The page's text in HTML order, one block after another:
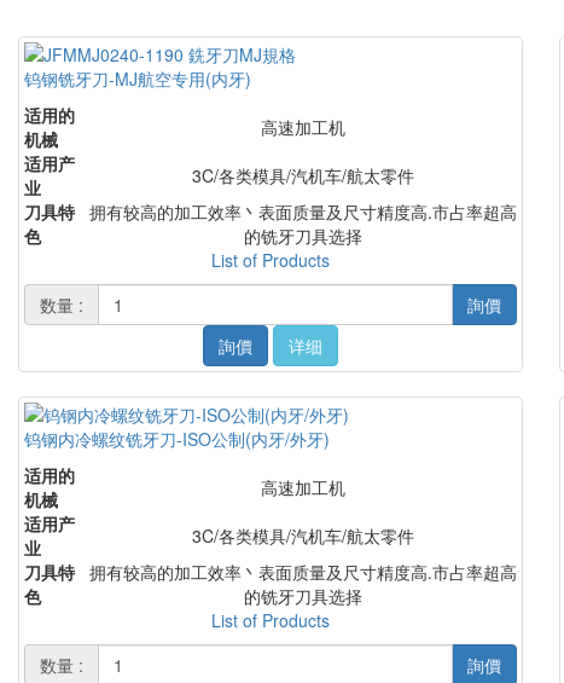
钨钢铣牙刀-MJ航空专用(内牙)
适用的
机械
高速加工机
适用产
业
3C/各类模具/汽机车/航太零件
刀具特
色
拥有较高的加工效率丶表面质量及尺寸精度高.市占率超高
的铣牙刀具选择
List of Products
数量 :
詢價
詢價
详细
钨钢内冷螺纹铣牙刀-ISO公制(内牙/外牙)
适用的
机械
高速加工机
适用产
业
3C/各类模具/汽机车/航太零件
刀具特
色
拥有较高的加工效率丶表面质量及尺寸精度高.市占率超高
的铣牙刀具选择
List of Products
数量 :
詢價